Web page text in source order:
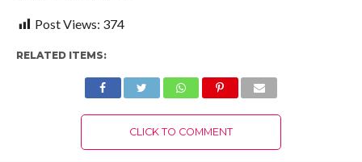
Post Views: 374
RELATED ITEMS:
CLICK TO COMMENT